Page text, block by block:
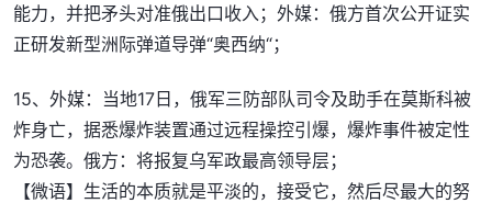
能力，并把矛头对准俄出口收入；外媒：俄方首次公开证实
正研发新型洲际弹道导弹“奥西纳“；
15、外媒：当地17日，俄军三防部队司令及助手在莫斯科被
炸身亡，据悉爆炸装置通过远程操控引爆，爆炸事件被定性
为恐袭。俄方：将报复乌军政最高领导层；
【微语】生活的本质就是平淡的，接受它，然后尽最大的努